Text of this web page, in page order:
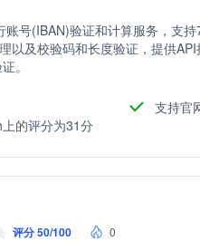
账号(IBAN)验证和计算服务，支
以及校验码和长度验证，提供
。
支持官
的评分为31分
评分 50/100 0